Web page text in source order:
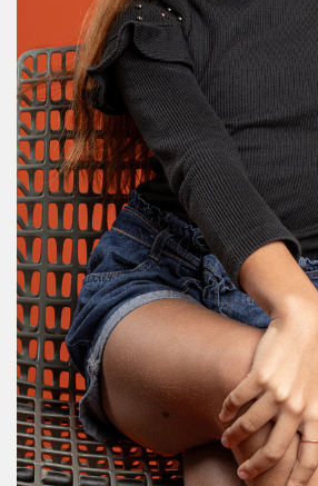
SELECIONAR MAIS
IR PARA O CASTING